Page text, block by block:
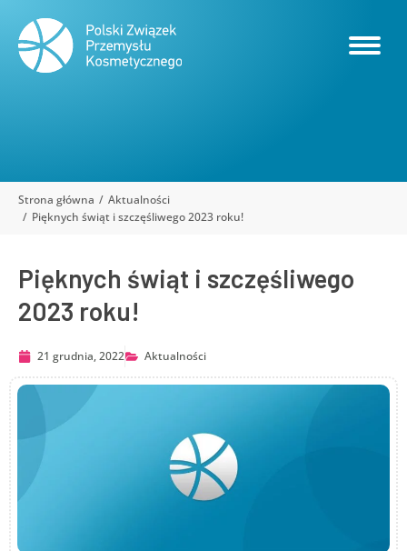
Jesteś tutaj:
Strona główna
Aktualności
Pięknych świąt i szczęśliwego 2023 roku!
Pięknych świąt i szczęśliwego
2023 roku!
21 grudnia, 2022 Aktualności